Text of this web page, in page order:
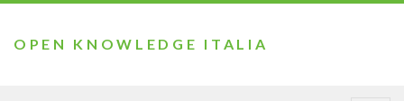
OPEN KNOWLEDGE ITALIA